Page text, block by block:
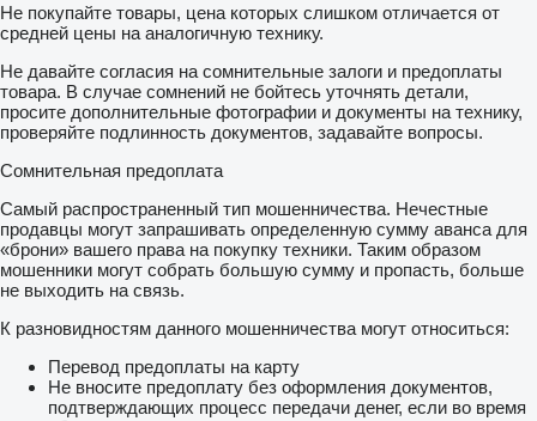
Не покупайте товары, цена которых слишком отличается от
средней цены на аналогичную технику.
Не давайте согласия на сомнительные залоги и предоплаты
товара. В случае сомнений не бойтесь уточнять детали,
просите дополнительные фотографии и документы на технику,
проверяйте подлинность документов, задавайте вопросы.
Сомнительная предоплата
Самый распространенный тип мошенничества. Нечестные
продавцы могут запрашивать определенную сумму аванса для
«брони» вашего права на покупку техники. Таким образом
мошенники могут собрать большую сумму и пропасть, больше
не выходить на связь.
К разновидностям данного мошенничества могут относиться:
Перевод предоплаты на карту
Не вносите предоплату без оформления документов,
подтверждающих процесс передачи денег, если во время